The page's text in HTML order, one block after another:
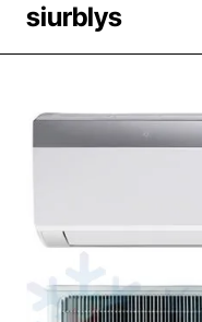
siurblys